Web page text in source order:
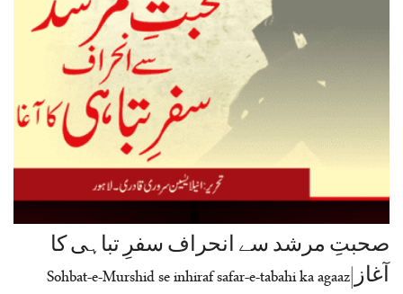
صحبتِ مرشد سے انحراف سفرِ تباہی کا
آغاز|Sohbat-e-Murshid se inhiraf safar-e-tabahi ka agaaz